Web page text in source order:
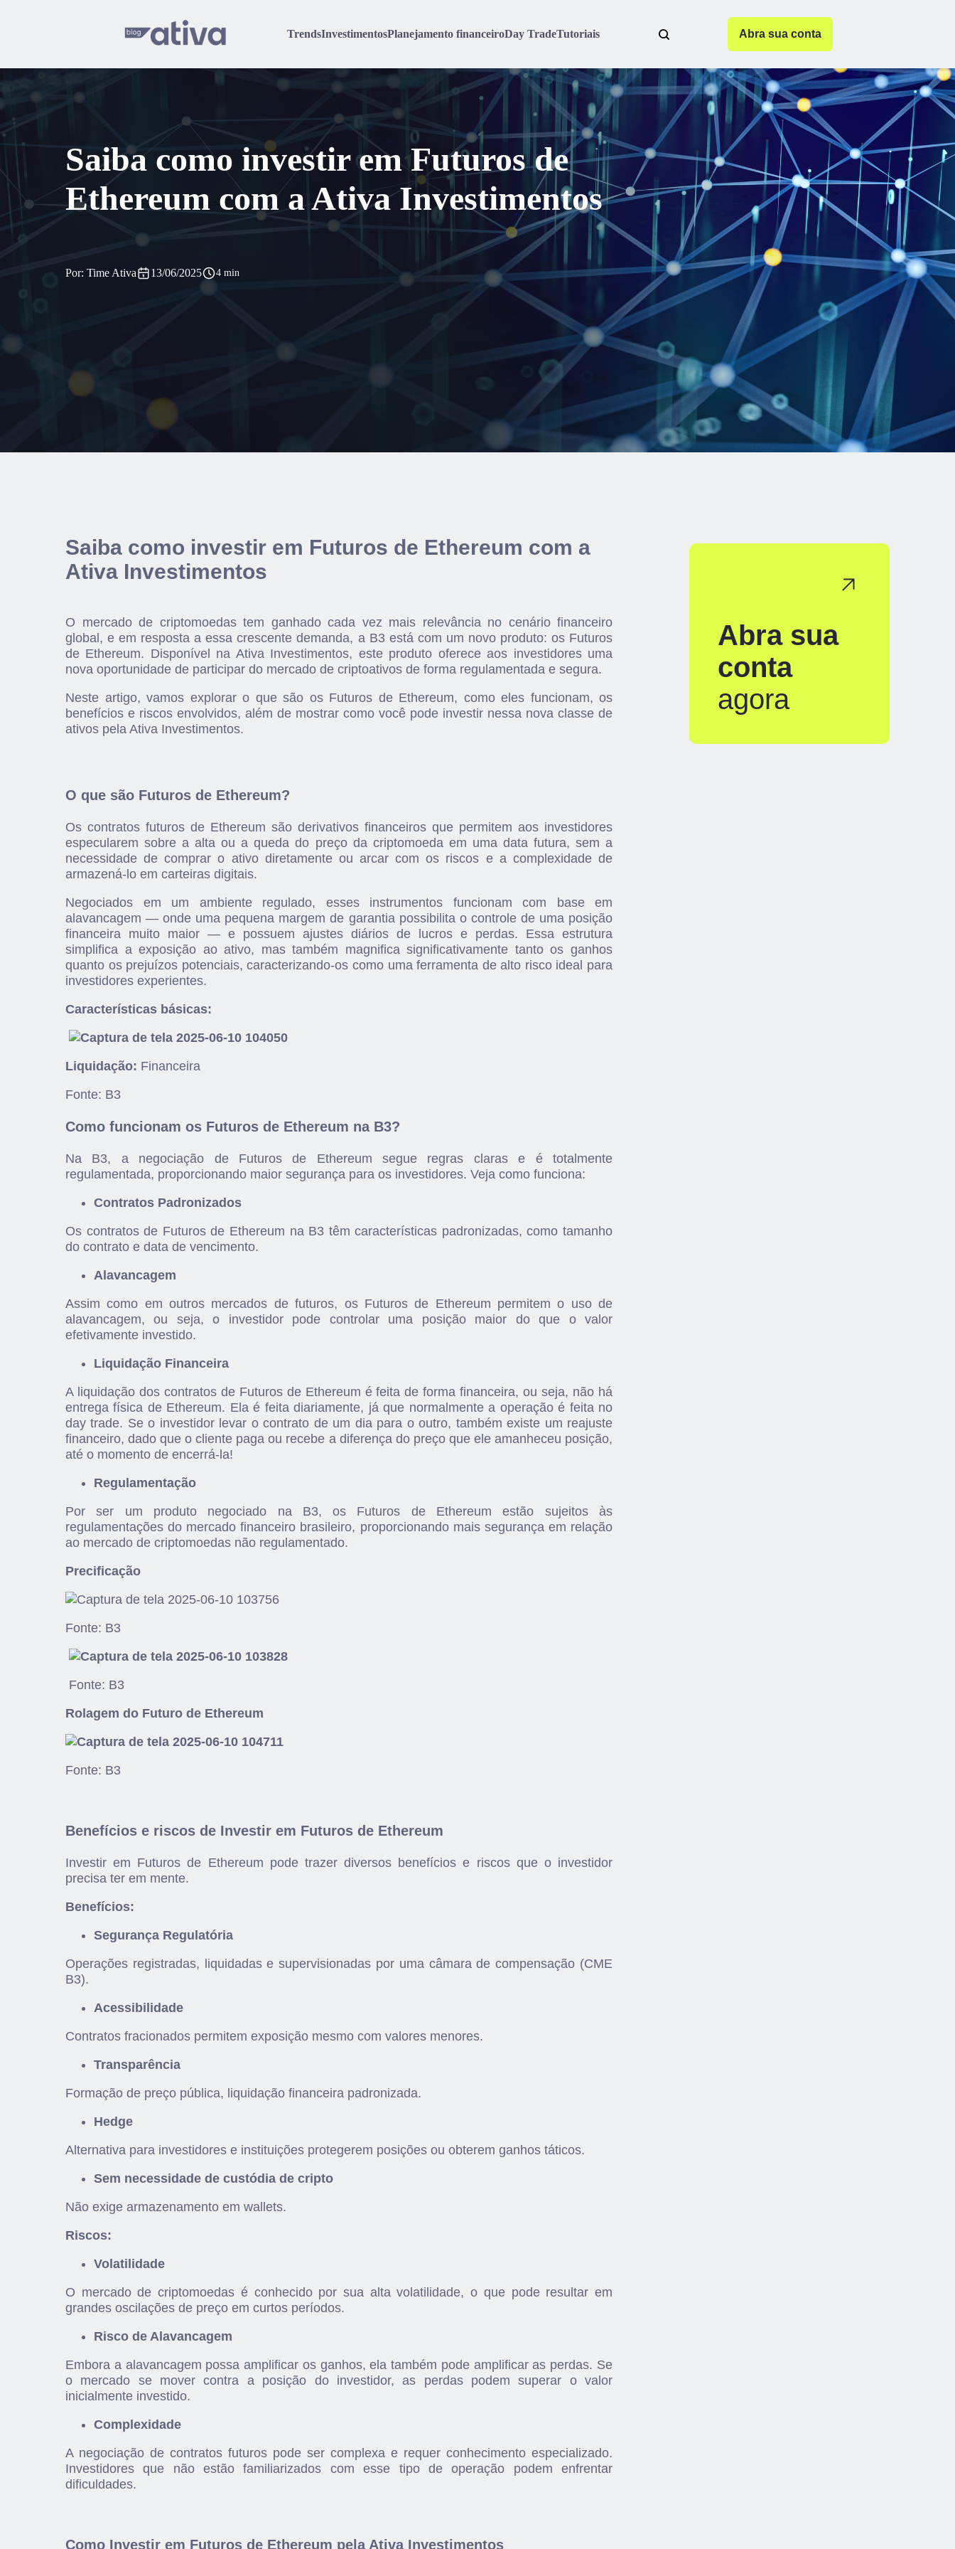
TrendsInvestimentosPlanejamento financeiroDay TradeTutoriais Abra sua conta
Saiba como investir em Futuros de
Ethereum com a Ativa Investimentos
Por: Time Ativa 13/06/2025 4 min
Saiba como investir em Futuros de Ethereum com a
Ativa Investimentos
O mercado de criptomoedas tem ganhado cada vez mais relevância no cenário financeiro
global, e em resposta a essa crescente demanda, a B3 está com um novo produto: os Futuros
de Ethereum. Disponível na Ativa Investimentos, este produto oferece aos investidores uma
nova oportunidade de participar do mercado de criptoativos de forma regulamentada e segura.
Neste artigo, vamos explorar o que são os Futuros de Ethereum, como eles funcionam, os
benefícios e riscos envolvidos, além de mostrar como você pode investir nessa nova classe de
ativos pela Ativa Investimentos.
O que são Futuros de Ethereum?
Os contratos futuros de Ethereum são derivativos financeiros que permitem aos investidores
especularem sobre a alta ou a queda do preço da criptomoeda em uma data futura, sem a
necessidade de comprar o ativo diretamente ou arcar com os riscos e a complexidade de
armazená-lo em carteiras digitais.
Negociados em um ambiente regulado, esses instrumentos funcionam com base em
alavancagem — onde uma pequena margem de garantia possibilita o controle de uma posição
financeira muito maior — e possuem ajustes diários de lucros e perdas. Essa estrutura
simplifica a exposição ao ativo, mas também magnifica significativamente tanto os ganhos
quanto os prejuízos potenciais, caracterizando-os como uma ferramenta de alto risco ideal para
investidores experientes.
Características básicas:
Liquidação: Financeira
Fonte: B3
Como funcionam os Futuros de Ethereum na B3?
Na B3, a negociação de Futuros de Ethereum segue regras claras e é totalmente
regulamentada, proporcionando maior segurança para os investidores. Veja como funciona:
Contratos Padronizados
Os contratos de Futuros de Ethereum na B3 têm características padronizadas, como tamanho
do contrato e data de vencimento.
Alavancagem
Assim como em outros mercados de futuros, os Futuros de Ethereum permitem o uso de
alavancagem, ou seja, o investidor pode controlar uma posição maior do que o valor
efetivamente investido.
Liquidação Financeira
A liquidação dos contratos de Futuros de Ethereum é feita de forma financeira, ou seja, não há
entrega física de Ethereum. Ela é feita diariamente, já que normalmente a operação é feita no
day trade. Se o investidor levar o contrato de um dia para o outro, também existe um reajuste
financeiro, dado que o cliente paga ou recebe a diferença do preço que ele amanheceu posição,
até o momento de encerrá-la!
Regulamentação
Por ser um produto negociado na B3, os Futuros de Ethereum estão sujeitos às
regulamentações do mercado financeiro brasileiro, proporcionando mais segurança em relação
ao mercado de criptomoedas não regulamentado.
Precificação
Fonte: B3
Fonte: B3
Rolagem do Futuro de Ethereum
Fonte: B3
Benefícios e riscos de Investir em Futuros de Ethereum
Investir em Futuros de Ethereum pode trazer diversos benefícios e riscos que o investidor
precisa ter em mente.
Benefícios:
Segurança Regulatória
Operações registradas, liquidadas e supervisionadas por uma câmara de compensação (CME
B3).
Acessibilidade
Contratos fracionados permitem exposição mesmo com valores menores.
Transparência
Formação de preço pública, liquidação financeira padronizada.
Hedge
Alternativa para investidores e instituições protegerem posições ou obterem ganhos táticos.
Sem necessidade de custódia de cripto
Não exige armazenamento em wallets.
Riscos:
Volatilidade
O mercado de criptomoedas é conhecido por sua alta volatilidade, o que pode resultar em
grandes oscilações de preço em curtos períodos.
Risco de Alavancagem
Embora a alavancagem possa amplificar os ganhos, ela também pode amplificar as perdas. Se
o mercado se mover contra a posição do investidor, as perdas podem superar o valor
inicialmente investido.
Complexidade
A negociação de contratos futuros pode ser complexa e requer conhecimento especializado.
Investidores que não estão familiarizados com esse tipo de operação podem enfrentar
dificuldades.
Como Investir em Futuros de Ethereum pela Ativa Investimentos
Abra sua
conta
agora